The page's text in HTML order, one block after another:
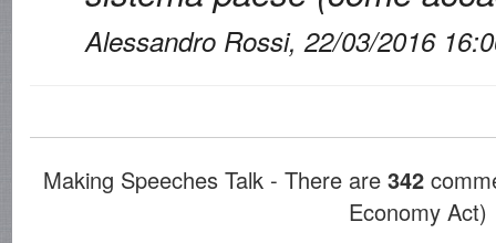
Alessandro Rossi, 22/03/2016
Making Speeches Talk - There are 342
Economy Act)